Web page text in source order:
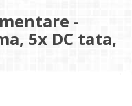
-
5x DC tata,